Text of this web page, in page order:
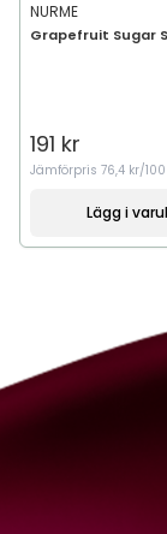
NURME
Grapefruit Sugar
191 kr
Jämförpris 76,4 kr/
Lägg i